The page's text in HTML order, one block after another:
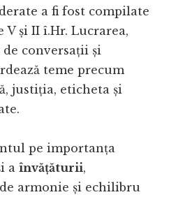
a fi fost compilate
V și II î.Hr. Lucrarea,
conversații și
teme precum
justiția, eticheta și
pe importanța
aînvățăturii,
armonie și echilibru